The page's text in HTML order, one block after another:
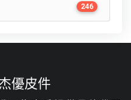
246
優皮件